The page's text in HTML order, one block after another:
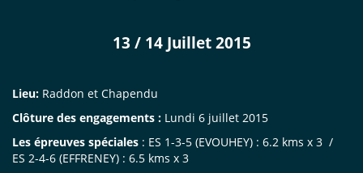
13 / 14 Juillet 2015
Lieu: Raddon et Chapendu
Clôture des engagements : Lundi 6 juillet 2015
Les épreuves spéciales : ES 1-3-5 (EVOUHEY) : 6.2 kms x 3 /
ES 2-4-6 (EFFRENEY) : 6.5 kms x 3